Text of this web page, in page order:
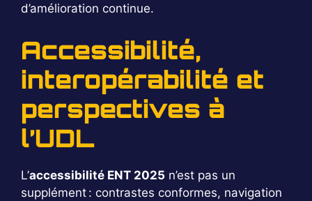
d’amélioration continue.
Accessibilité,
interopérabilité et
perspectives à
l’UDL
L’accessibilité ENT 2025 n’est pas un
supplément : contrastes conformes, navigation